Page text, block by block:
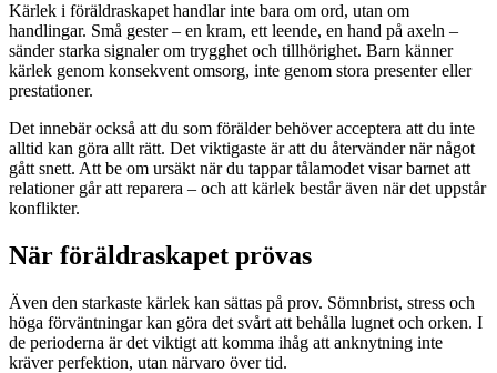
Kärlek i föräldraskapet handlar inte bara om ord, utan om
handlingar. Små gester – en kram, ett leende, en hand på axeln –
sänder starka signaler om trygghet och tillhörighet. Barn känner
kärlek genom konsekvent omsorg, inte genom stora presenter eller
prestationer.
Det innebär också att du som förälder behöver acceptera att du inte
alltid kan göra allt rätt. Det viktigaste är att du återvänder när något
gått snett. Att be om ursäkt när du tappar tålamodet visar barnet att
relationer går att reparera – och att kärlek består även när det uppstår
konflikter.
När föräldraskapet prövas
Även den starkaste kärlek kan sättas på prov. Sömnbrist, stress och
höga förväntningar kan göra det svårt att behålla lugnet och orken. I
de perioderna är det viktigt att komma ihåg att anknytning inte
kräver perfektion, utan närvaro över tid.